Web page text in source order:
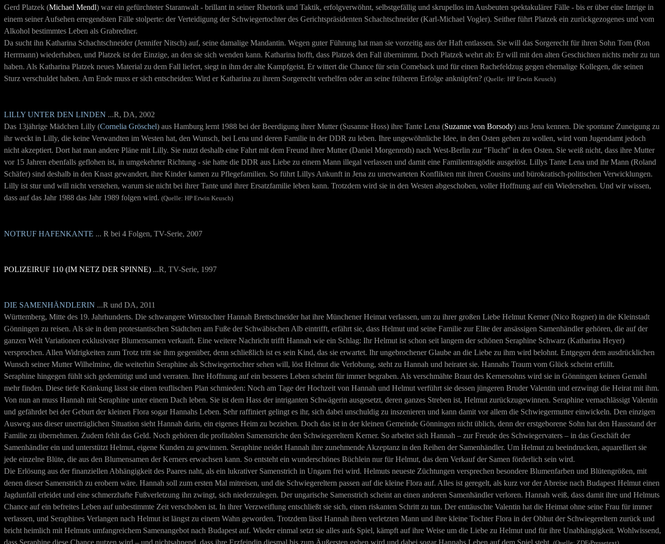
Gerd Platzek (Michael Mendl) war ein gefürchteter Staranwalt - brillant in seiner Rhetorik und Taktik, erfolgverwöhnt, selbstgefällig und skrupellos im Ausbeuten spektakulärer Fälle - bis er über eine Intrige in
einem seiner Aufsehen erregendsten Fälle stolperte: der Verteidigung der Schwiegertochter des Gerichtspräsidenten Schachtschneider (Karl-Michael Vogler). Seither führt Platzek ein zurückgezogenes und vom
Alkohol bestimmtes Leben als Grabredner.
Da sucht ihn Katharina Schachtschneider(Jennifer Nitsch) auf, seine damalige Mandantin. Wegen guter Führung hat man sie vorzeitig aus der Haft entlassen. Sie will das Sorgerecht für ihren Sohn Tom (Ron
Herrmann) wiederhaben, und Platzek ist der Einzige, an den sie sich wenden kann. Katharina hofft, dass Platzek den Fall übernimmt. Doch Platzek wehrt ab: Er will mit den alten Geschichten nichts mehr zu tun
haben. Als Katharina Platzek neues Material zu dem Fall liefert, siegt in ihm der alte Kampfgeist. Er wittert die Chance für sein Comeback und für einen Rachefeldzug gegen ehemalige Kollegen, die seinen
Sturz verschuldet haben. Am Ende muss er sich entscheiden: Wird er Katharina zu ihrem Sorgerecht verhelfen oder an seine früheren Erfolge anknüpfen? (Quelle: HP Erwin Keusch)
LILLY UNTER DEN LINDEN ...R, DA, 2002
Das 13jährige Mädchen Lilly (Cornelia Gröschel) aus Hamburg lernt 1988 bei der Beerdigung ihrer Mutter (Susanne Hoss) ihre Tante Lena (Suzanne von Borsody) aus Jena kennen. Die spontane Zuneigung zu
ihr weckt in Lilly, die keine Verwandten im Westen hat, den Wunsch, bei Lena und deren Familie in der DDR zu leben. Ihre ungewöhnliche Idee, in den Osten gehen zu wollen, wird vom Jugendamt jedoch
nicht akzeptiert. Dort hat man andere Pläne mit Lilly. Sie nutzt deshalb eine Fahrt mit dem Freund ihrer Mutter (Daniel Morgenroth) nach West-Berlin zur "Flucht" in den Osten. Sie weiß nicht, dass ihre Mutter
vor 15 Jahren ebenfalls geflohen ist, in umgekehrter Richtung - sie hatte die DDR aus Liebe zu einem Mann illegal verlassen und damit eine Familientragödie ausgelöst. Lillys Tante Lena und ihr Mann (Roland
Schäfer) sind deshalb in den Knast gewandert, ihre Kinder kamen zu Pflegefamilien. So führt Lillys Ankunft in Jena zu unerwarteten Konflikten mit ihren Cousins und bürokratisch-politischen Verwicklungen.
Lilly ist stur und will nicht verstehen, warum sie nicht bei ihrer Tante und ihrer Ersatzfamilie leben kann. Trotzdem wird sie in den Westen abgeschoben, voller Hoffnung auf ein Wiedersehen. Und wir wissen,
dass auf das Jahr 1988 das Jahr 1989 folgen wird. (Quelle: HP Erwin Keusch)
NOTRUF HAFENKANTE ... R bei 4 Folgen, TV-Serie, 2007
POLIZEIRUF 110 (IM NETZ DER SPINNE) ...R, TV-Serie, 1997
DIE SAMENHÄNDLERIN ...R und DA, 2011
Württemberg, Mitte des 19. Jahrhunderts. Die schwangere Wirtstochter Hannah Brettschneider hat ihre Münchener Heimat verlassen, um zu ihrer großen Liebe Helmut Kerner (Nico Rogner) in die Kleinstadt
Gönningen zu reisen. Als sie in dem protestantischen Städtchen am Fuße der Schwäbischen Alb eintrifft, erfährt sie, dass Helmut und seine Familie zur Elite der ansässigen Samenhändler gehören, die auf der
ganzen Welt Variationen exklusivster Blumensamen verkauft. Eine weitere Nachricht trifft Hannah wie ein Schlag: Ihr Helmut ist schon seit langem der schönen Seraphine Schwarz (Katharina Heyer)
versprochen. Allen Widrigkeiten zum Trotz tritt sie ihm gegenüber, denn schließlich ist es sein Kind, das sie erwartet. Ihr ungebrochener Glaube an die Liebe zu ihm wird belohnt. Entgegen dem ausdrücklichen
Wunsch seiner Mutter Wilhelmine, die weiterhin Seraphine als Schwiegertochter sehen will, löst Helmut die Verlobung, steht zu Hannah und heiratet sie. Hannahs Traum vom Glück scheint erfüllt.
Seraphine hingegen fühlt sich gedemütigt und und verraten. Ihre Hoffnung auf ein besseres Leben scheint für immer begraben. Als verschmähte Braut des Kernersohns wird sie in Gönningen keinen Gemahl
mehr finden. Diese tiefe Kränkung lässt sie einen teuflischen Plan schmieden: Noch am Tage der Hochzeit von Hannah und Helmut verführt sie dessen jüngeren Bruder Valentin und erzwingt die Heirat mit ihm.
Von nun an muss Hannah mit Seraphine unter einem Dach leben. Sie ist dem Hass der intriganten Schwägerin ausgesetzt, deren ganzes Streben ist, Helmut zurückzugewinnen. Seraphine vernachlässigt Valentin
und gefährdet bei der Geburt der kleinen Flora sogar Hannahs Leben. Sehr raffiniert gelingt es ihr, sich dabei unschuldig zu inszenieren und kann damit vor allem die Schwiegermutter einwickeln. Den einzigen
Ausweg aus dieser unerträglichen Situation sieht Hannah darin, ein eigenes Heim zu beziehen. Doch das ist in der kleinen Gemeinde Gönningen nicht üblich, denn der erstgeborene Sohn hat den Hausstand der
Familie zu übernehmen. Zudem fehlt das Geld. Noch gehören die profitablen Samenstriche den Schwiegereltern Kerner. So arbeitet sich Hannah – zur Freude des Schwiegervaters – in das Geschäft der
Samenhändler ein und unterstützt Helmut, eigene Kunden zu gewinnen. Seraphine neidet Hannah ihre zunehmende Akzeptanz in den Reihen der Samenhändler. Um Helmut zu beeindrucken, aquarelliert sie
jede einzelne Blüte, die aus den Blumensamen der Kerners erwachsen kann. So entsteht ein wunderschönes Büchlein nur für Helmut, das dem Verkauf der Samen förderlich sein wird.
Die Erlösung aus der finanziellen Abhängigkeit des Paares naht, als ein lukrativer Samenstrich in Ungarn frei wird. Helmuts neueste Züchtungen versprechen besondere Blumenfarben und Blütengrößen, mit
denen dieser Samenstrich zu erobern wäre. Hannah soll zum ersten Mal mitreisen, und die Schwiegereltern passen auf die kleine Flora auf. Alles ist geregelt, als kurz vor der Abreise nach Budapest Helmut einen
Jagdunfall erleidet und eine schmerzhafte Fußverletzung ihn zwingt, sich niederzulegen. Der ungarische Samenstrich scheint an einen anderen Samenhändler verloren. Hannah weiß, dass damit ihre und Helmuts
Chance auf ein befreites Leben auf unbestimmte Zeit verschoben ist. In ihrer Verzweiflung entschließt sie sich, einen riskanten Schritt zu tun. Der enttäuschte Valentin hat die Heimat ohne seine Frau für immer
verlassen, und Seraphines Verlangen nach Helmut ist längst zu einem Wahn geworden. Trotzdem lässt Hannah ihren verletzten Mann und ihre kleine Tochter Flora in der Obhut der Schwiegereltern zurück und
bricht heimlich mit Helmuts umfangreichem Samenangebot nach Budapest auf. Wieder einmal setzt sie alles aufs Spiel, kämpft auf ihre Weise um die Liebe zu Helmut und für ihre Unabhängigkeit. Wohlwissend,
dass Seraphine diese Chance nutzen wird – und nichtsahnend, dass ihre Erzfeindin diesmal bis zum Äußersten gehen wird und dabei sogar Hannahs Leben auf dem Spiel steht.